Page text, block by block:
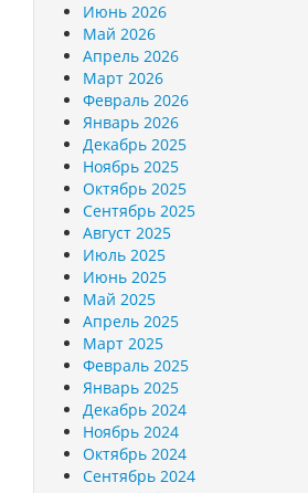
Июнь 2026
Май 2026
Апрель 2026
Март 2026
Февраль 2026
Январь 2026
Декабрь 2025
Ноябрь 2025
Октябрь 2025
Сентябрь 2025
Август 2025
Июль 2025
Июнь 2025
Май 2025
Апрель 2025
Март 2025
Февраль 2025
Январь 2025
Декабрь 2024
Ноябрь 2024
Октябрь 2024
Сентябрь 2024